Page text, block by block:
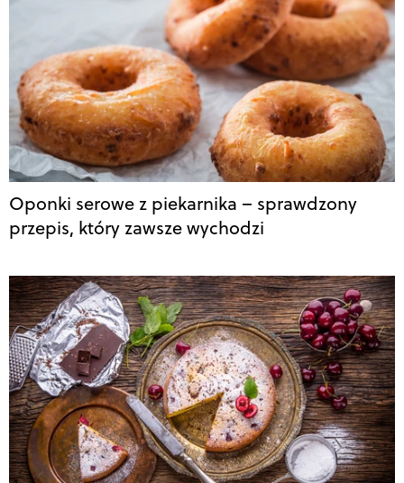
Oponki serowe z piekarnika – sprawdzony
przepis, który zawsze wychodzi